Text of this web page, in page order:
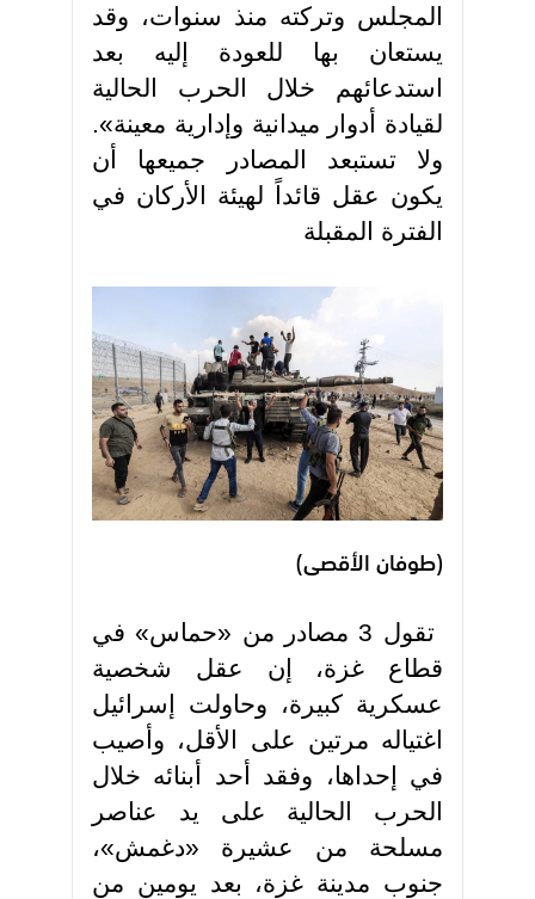
المجلس وتركته منذ سنوات، وقد
يستعان بها للعودة إليه بعد
استدعائهم خلال الحرب الحالية
لقيادة أدوار ميدانية وإدارية معينة».
ولا تستبعد المصادر جميعها أن
يكون عقل قائداً لهيئة الأركان في
الفترة المقبلة
(طوفان الأقصى)
تقول 3 مصادر من «حماس» في
قطاع غزة، إن عقل شخصية
عسكرية كبيرة، وحاولت إسرائيل
اغتياله مرتين على الأقل، وأصيب
في إحداها، وفقد أحد أبنائه خلال
الحرب الحالية على يد عناصر
مسلحة من عشيرة «دغمش»،
جنوب مدينة غزة، بعد يومين من